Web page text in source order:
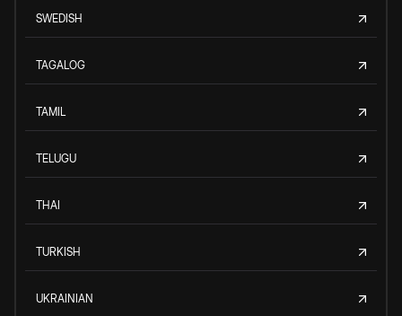
SWEDISH
TAGALOG
TAMIL
TELUGU
THAI
TURKISH
UKRAINIAN